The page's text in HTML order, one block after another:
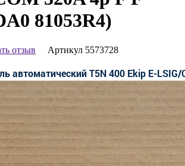
81053R4)
отзыв Артикул 5573728